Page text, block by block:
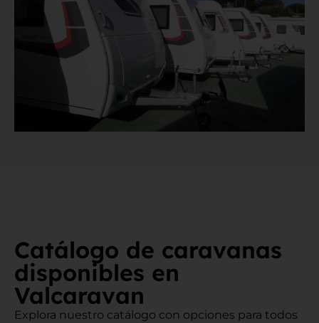
Catálogo de caravanas
disponibles en
Valcaravan
Explora nuestro catálogo con opciones para todos